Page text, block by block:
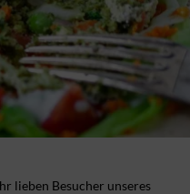
lieben Besucher unseres